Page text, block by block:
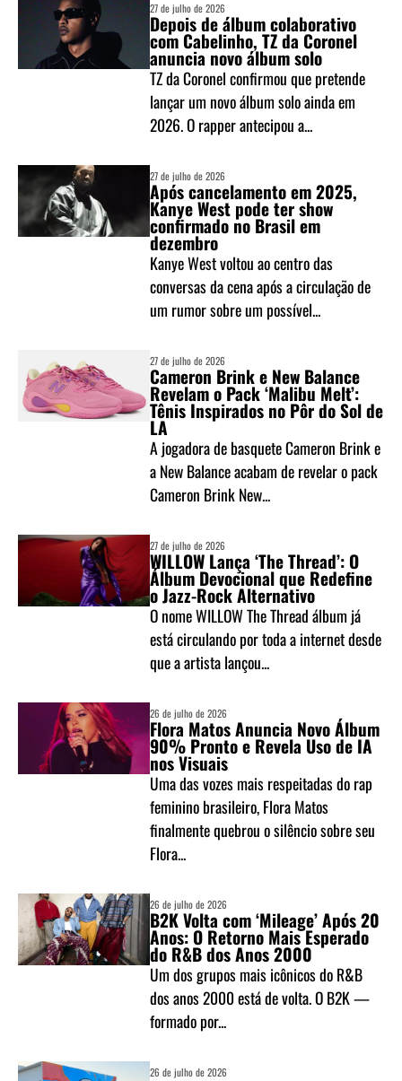
27 de julho de 2026
Depois de álbum colaborativo
com Cabelinho, TZ da Coronel
anuncia novo álbum solo
TZ da Coronel confirmou que pretende
lançar um novo álbum solo ainda em
2026. O rapper antecipou a...
27 de julho de 2026
Após cancelamento em 2025,
Kanye West pode ter show
confirmado no Brasil em
dezembro
Kanye West voltou ao centro das
conversas da cena após a circulação de
um rumor sobre um possível...
27 de julho de 2026
Cameron Brink e New Balance
Revelam o Pack ‘Malibu Melt’:
Tênis Inspirados no Pôr do Sol de
LA
A jogadora de basquete Cameron Brink e
a New Balance acabam de revelar o pack
Cameron Brink New...
27 de julho de 2026
WILLOW Lança ‘The Thread’: O
Álbum Devocional que Redefine
o Jazz-Rock Alternativo
O nome WILLOW The Thread álbum já
está circulando por toda a internet desde
que a artista lançou...
26 de julho de 2026
Flora Matos Anuncia Novo Álbum
90% Pronto e Revela Uso de IA
nos Visuais
Uma das vozes mais respeitadas do rap
feminino brasileiro, Flora Matos
finalmente quebrou o silêncio sobre seu
Flora...
26 de julho de 2026
B2K Volta com ‘Mileage’ Após 20
Anos: O Retorno Mais Esperado
do R&B dos Anos 2000
Um dos grupos mais icônicos do R&B
dos anos 2000 está de volta. O B2K —
formado por...
26 de julho de 2026